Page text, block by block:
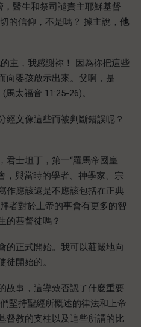
，醫生和祭司譴責主耶穌基督
的信仰，不是嗎？ 據主說， 他
主，我感謝祢！ 因為祢把這些
向嬰孩啟示出來。父啊，是
太福音 11:25-26)。
經文像這些而被判斷錯誤呢？
君士坦丁，第一“羅馬帝國皇
，與當時的學者、神學家、宗
作應該還是不應該包括在正典
者對於上帝的事會有更多的智
的基督徒嗎？
的正式開始。我可以莊嚴地向
開始的。
故事，這導致否認了什麼重要
堅持聖經所概述的律法和上帝
督教的支柱以及這些所謂的比